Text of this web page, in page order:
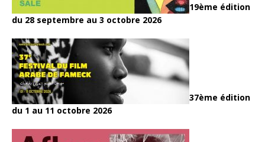
19ème édition
du 28 septembre au 3 octobre 2026
37ème édition
du 1 au 11 octobre 2026